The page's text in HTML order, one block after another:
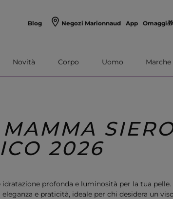
Blog Negozi Marionnaud App Omaggi🎁
Novità Corpo Uomo Marche
2026
profonda e luminosità per la tua pelle.
e praticità, ideale per chi desidera un viso